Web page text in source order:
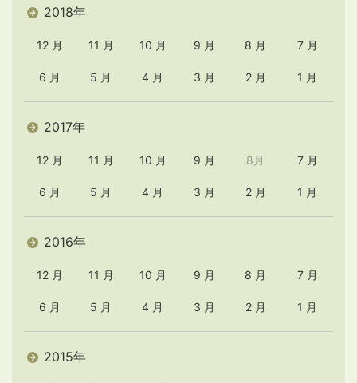
2018年
12 月 11 月 10 月 9 月 8 月 7 月
6 月 5 月 4 月 3 月 2 月 1 月
2017年
12 月 11 月 10 月 9 月 8月 7 月
6 月 5 月 4 月 3 月 2 月 1 月
2016年
12 月 11 月 10 月 9 月 8 月 7 月
6 月 5 月 4 月 3 月 2 月 1 月
2015年